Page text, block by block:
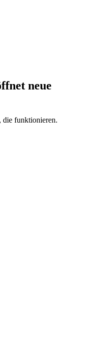
neue
die funktionieren.